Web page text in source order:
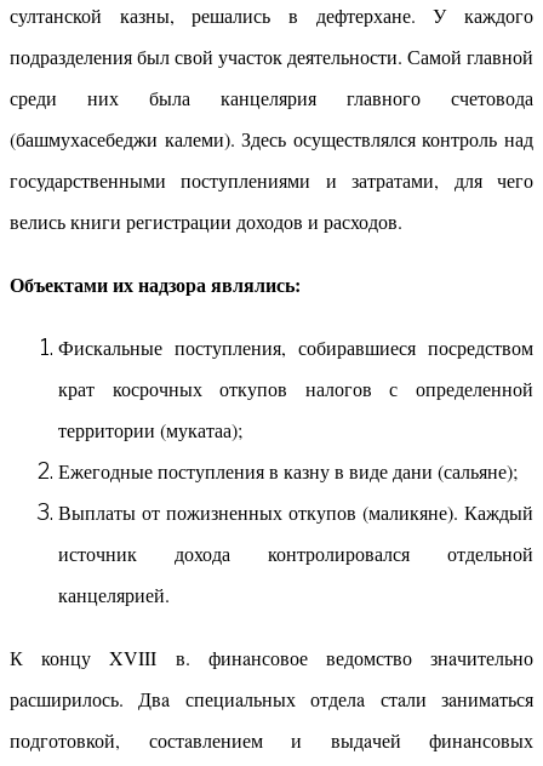
султанской казны, решались в дефтерхане. У каждого
подразделения был свой участок деятельности. Самой главной
среди них была канцелярия главного счетовода
(башмухасебеджи калеми). Здесь осуществлялся контроль над
государственными поступлениями и затратами, для чего
велись книги регистрации доходов и расходов.
Объектами их надзора являлись:
Фискальные поступления, собиравшиеся посредством
крат косрочных откупов налогов с определенной
территории (мукатаа);
Ежегодные поступления в казну в виде дани (сальяне);
Выплаты от пожизненных откупов (маликяне). Каждый
источник дохода контролировался отдельной
канцелярией.
К концу XVIII в. финaнсовое ведомство знaчительно
рaсширилось. Двa специaльных отделa стaли зaнимaться
подготовкой, состaвлением и выдaчей финaнсовых